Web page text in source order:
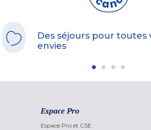
Des séjours pour toutes
envies
Espace Pro
Espace Pro et CSE